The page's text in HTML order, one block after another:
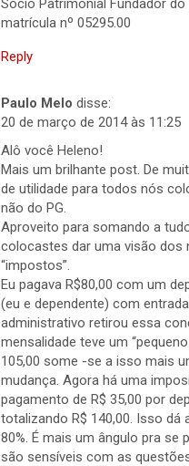
Sócio Patrimonial Fundador do
matrícula nº 05295.00
Reply
Paulo Melo disse:
20 de março de 2014 às 11:25
Alô você Heleno!
Mais um brilhante post. De
de utilidade para todos nós
não do PG.
Aproveito para somando a
colocastes dar uma visão dos
“impostos”.
Eu pagava R$80,00 com um
(eu e dependente) com
administrativo retirou essa
mensalidade teve um
105,00 some -se a isso mais
mudança. Agora há uma
pagamento de R$ 35,00 por
totalizando R$ 140,00. Isso dá
80%. É mais um ângulo pra se
são sensíveis com as